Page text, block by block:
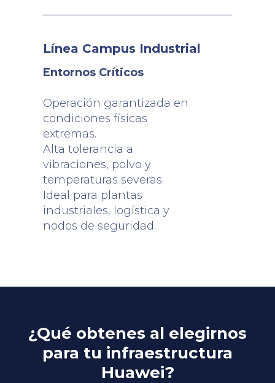
Línea Campus Industrial
Entornos Críticos
Operación garantizada en
condiciones físicas
extremas.
Alta tolerancia a
vibraciones, polvo y
temperaturas severas.
Ideal para plantas
industriales, logística y
nodos de seguridad.
¿Qué obtenes al elegirnos
para tu infraestructura
Huawei?